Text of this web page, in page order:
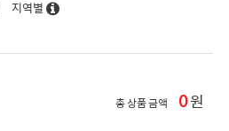
지역별
총 상품 금액 0원